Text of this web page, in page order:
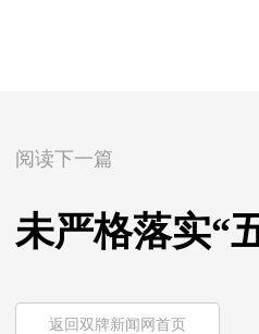
阅读下一篇
未严格落实“
返回双牌新闻网首页